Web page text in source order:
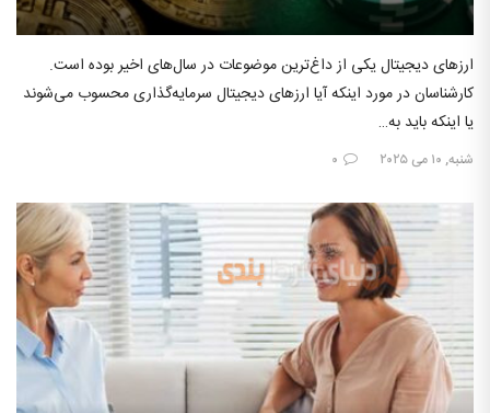
ارزهای دیجیتال یکی از داغ‌ترین موضوعات در سال‌های اخیر بوده است.
کارشناسان در مورد اینکه آیا ارزهای دیجیتال سرمایه‌گذاری محسوب می‌شوند
یا اینکه باید به…
شنبه, ۱۰ می ۲۰۲۵ ۰